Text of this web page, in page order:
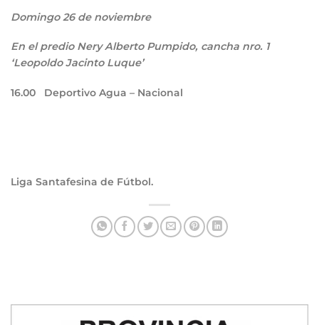
Domingo 26 de noviembre
En el predio Nery Alberto Pumpido, cancha nro. 1
‘Leopoldo Jacinto Luque’
16.00 Deportivo Agua – Nacional
Liga Santafesina de Fútbol.